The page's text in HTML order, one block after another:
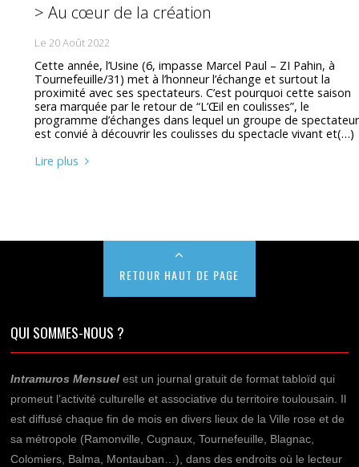
> Au cœur de la création
Le 20 Août 2022
Cette année, l’Usine (6, impasse Marcel Paul – ZI Pahin, à
Tournefeuille/31) met à l’honneur l’échange et surtout la
proximité avec ses spectateurs. C’est pourquoi cette saison
sera marquée par le retour de “L’Œil en coulisses”, le
programme d’échanges dans lequel un groupe de
est convié à découvrir les coulisses du spectacle vivant et(…)
Lire plus
RETOUR HAUT DE PAGE
QUI SOMMES-NOUS ?
Intramuros Mensuel est un journal gratuit de format tabloïd qui
promeut l’activité culturelle et associative du territoire toulousain. Il
est diffusé chaque fin de mois en divers lieux de la Ville rose et de
sa métropole (Ramonville, Cugnaux, Tournefeuille, Blagnac,
Colomiers, Balma, Montauban…), dans des endroits où le lecteur